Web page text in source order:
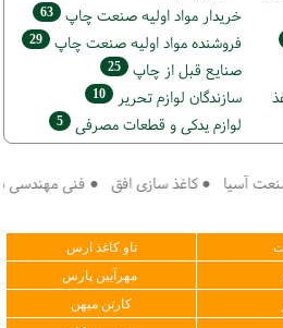
خريدار مواد اوليه صنعت چاپ 63
فروشنده مواد اوليه صنعت چاپ 29
صنايع قبل از چاپ 25
سازندگان لوازم تحریر 10
لوازم یدکی و قطعات مصرفی 5
آسیا ● کاغذ سازی افق ● فنی مهندسی
تاو کاغذ ارس
مهرآیین پارس
کارتن میهن